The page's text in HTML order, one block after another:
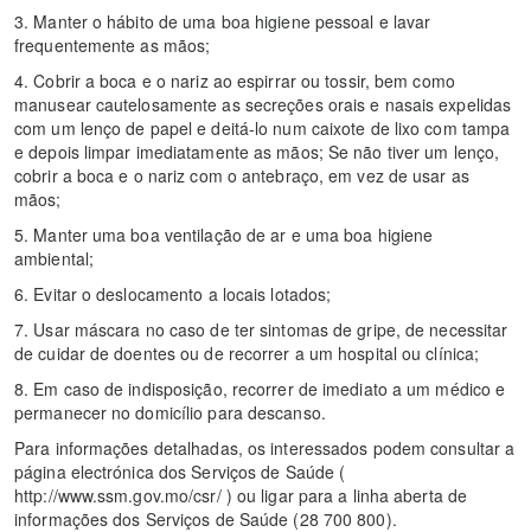
3. Manter o hábito de uma boa higiene pessoal e lavar
frequentemente as mãos;
4. Cobrir a boca e o nariz ao espirrar ou tossir, bem como
manusear cautelosamente as secreções orais e nasais expelidas
com um lenço de papel e deitá-lo num caixote de lixo com tampa
e depois limpar imediatamente as mãos; Se não tiver um lenço,
cobrir a boca e o nariz com o antebraço, em vez de usar as
mãos;
5. Manter uma boa ventilação de ar e uma boa higiene
ambiental;
6. Evitar o deslocamento a locais lotados;
7. Usar máscara no caso de ter sintomas de gripe, de necessitar
de cuidar de doentes ou de recorrer a um hospital ou clínica;
8. Em caso de indisposição, recorrer de imediato a um médico e
permanecer no domicílio para descanso.
Para informações detalhadas, os interessados podem consultar a
página electrónica dos Serviços de Saúde (
http://www.ssm.gov.mo/csr/ ) ou ligar para a linha aberta de
informações dos Serviços de Saúde (28 700 800).